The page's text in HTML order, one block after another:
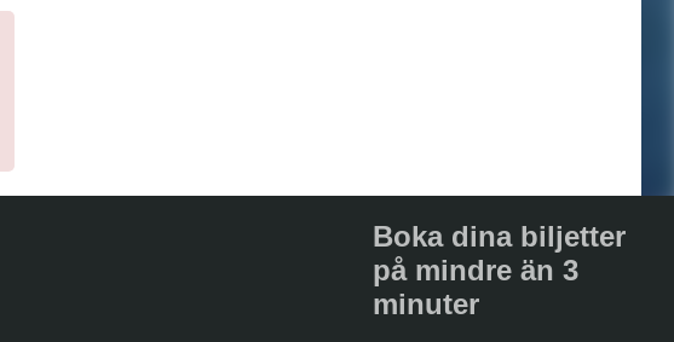
Boka dina biljetter
på mindre än 3
minuter